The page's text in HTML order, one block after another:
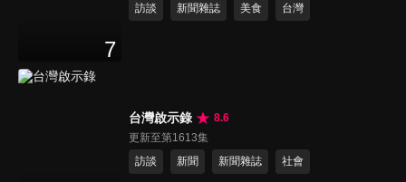
7
訪談
新聞雜誌 美食 台灣
台灣啟示錄
8.6
更新至第1613集
訪談
新聞 新聞雜誌 社會